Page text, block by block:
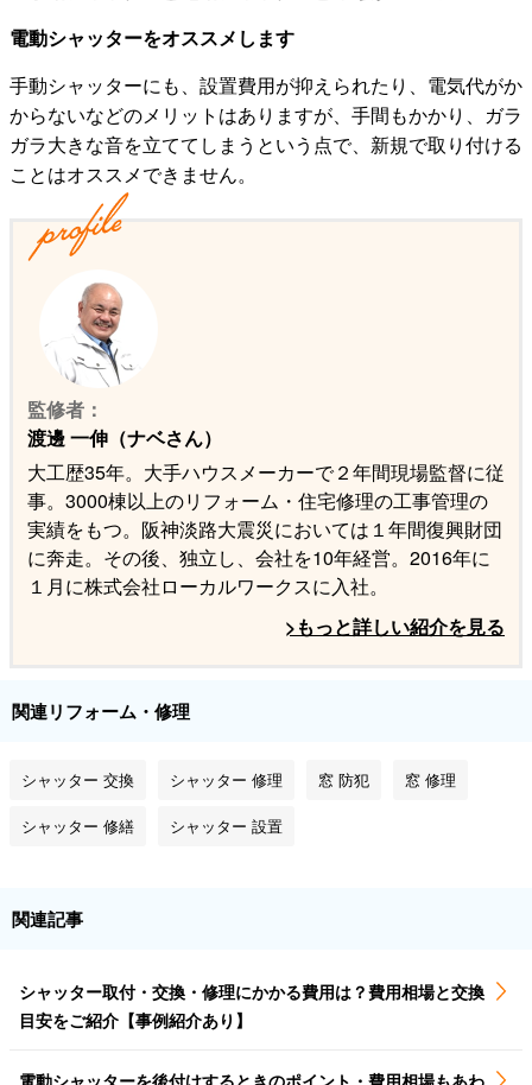
電動シャッターをオススメします
手動シャッターにも、設置費用が抑えられたり、電気代がか
からないなどのメリットはありますが、手間もかかり、ガラ
ガラ大きな音を立ててしまうという点で、新規で取り付ける
ことはオススメできません。
監修者：
渡邊 一伸（ナベさん）
大工歴35年。大手ハウスメーカーで２年間現場監督に従
事。3000棟以上のリフォーム・住宅修理の工事管理の
実績をもつ。阪神淡路大震災においては１年間復興財団
に奔走。その後、独立し、会社を10年経営。2016年に
１月に株式会社ローカルワークスに入社。
>もっと詳しい紹介を見る
関連リフォーム・修理
シャッター 交換 シャッター 修理 窓 防犯 窓 修理
シャッター 修繕 シャッター 設置
関連記事
シャッター取付・交換・修理にかかる費用は？費用相場と交換
目安をご紹介【事例紹介あり】